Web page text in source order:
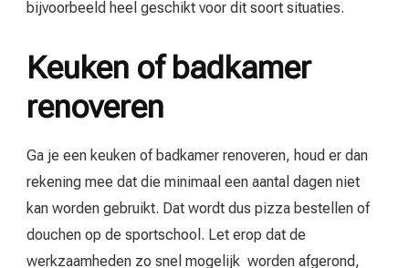
bijvoorbeeld heel geschikt voor dit soort situaties.
Keuken of badkamer
renoveren
Ga je een keuken of badkamer renoveren, houd er dan
rekening mee dat die minimaal een aantal dagen niet
kan worden gebruikt. Dat wordt dus pizza bestellen of
douchen op de sportschool. Let erop dat de
werkzaamheden zo snel mogelijk worden afgerond,